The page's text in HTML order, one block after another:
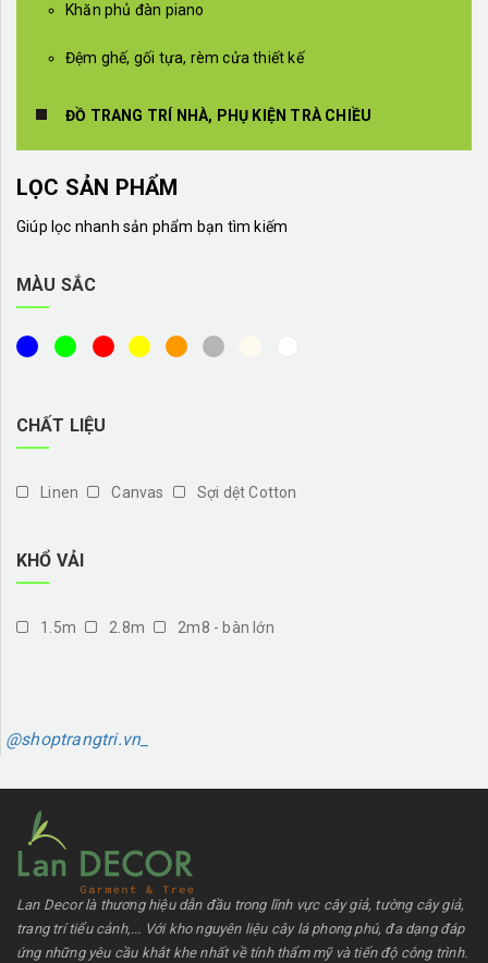
Khăn phủ đàn piano
Đệm ghế, gối tựa, rèm cửa thiết kế
ĐỒ TRANG TRÍ NHÀ, PHỤ KIỆN TRÀ CHIỀU
LỌC SẢN PHẨM
Giúp lọc nhanh sản phẩm bạn tìm kiếm
MÀU SẮC
CHẤT LIỆU
Linen Canvas Sợi dệt Cotton
KHỔ VẢI
1.5m 2.8m 2m8 - bàn lớn
@shoptrangtri.vn_
Lan Decor là thương hiệu dẫn đầu trong lĩnh vực cây giả, tường cây giả,
trang trí tiểu cảnh,... Với kho nguyên liệu cây lá phong phú, đa dạng đáp
ứng những yêu cầu khắt khe nhất về tính thẩm mỹ và tiến độ công trình.